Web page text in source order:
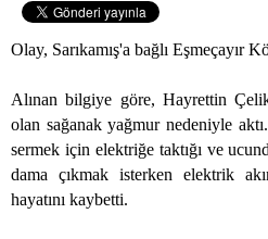
Olay, Sarıkamış'a bağlı Eşmeçayır
Alınan bilgiye göre, Hayrettin
olan sağanak yağmur nedeniyle
sermek için elektriğe taktığı ve
dama çıkmak isterken elektrik
hayatını kaybetti.